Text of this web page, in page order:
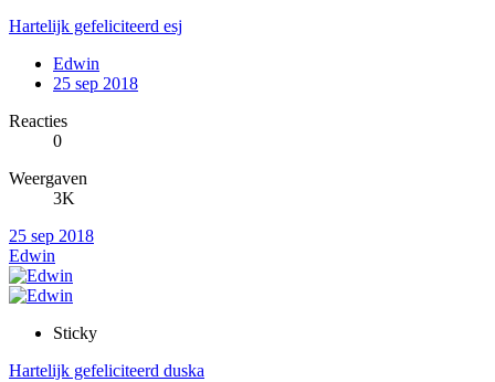
Hartelijk gefeliciteerd esj
Edwin
25 sep 2018
Reacties
0
Weergaven
3K
25 sep 2018
Edwin
Sticky
Hartelijk gefeliciteerd duska